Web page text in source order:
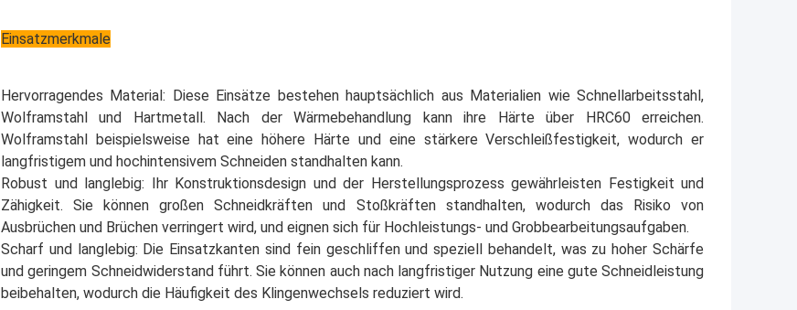
Einsatzmerkmale
Hervorragendes Material: Diese Einsätze bestehen hauptsächlich aus Materialien wie Schnellarbeitsstahl,
Wolframstahl und Hartmetall. Nach der Wärmebehandlung kann ihre Härte über HRC60 erreichen.
Wolframstahl beispielsweise hat eine höhere Härte und eine stärkere Verschleißfestigkeit, wodurch er
langfristigem und hochintensivem Schneiden standhalten kann.
Robust und langlebig: Ihr Konstruktionsdesign und der Herstellungsprozess gewährleisten Festigkeit und
Zähigkeit. Sie können großen Schneidkräften und Stoßkräften standhalten, wodurch das Risiko von
Ausbrüchen und Brüchen verringert wird, und eignen sich für Hochleistungs- und Grobbearbeitungsaufgaben.
Scharf und langlebig: Die Einsatzkanten sind fein geschliffen und speziell behandelt, was zu hoher Schärfe
und geringem Schneidwiderstand führt. Sie können auch nach langfristiger Nutzung eine gute Schneidleistung
beibehalten, wodurch die Häufigkeit des Klingenwechsels reduziert wird.